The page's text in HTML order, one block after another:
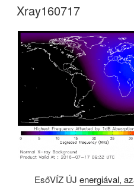
Xray160717
EsőVÍZ ÚJ energiával,